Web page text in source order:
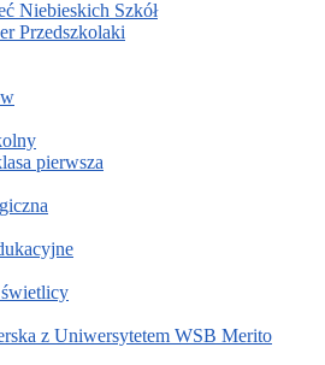
Niebieskich Szkół
Przedszkolaki
pierwsza
z Uniwersytetem WSB Merito